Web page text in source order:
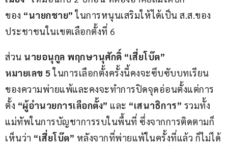
ของ “นายกชาย” ในการหนุนเสริมให้ได้เป็น ส.ส.ของ
ประชาชนในเขตเลือกตั้งที่ 6
ส่วน นายอนุกูล พฤกษานุศักดิ์ “เสี่ยโบ๊ต”
หมายเลข 5 ในการเลือกตั้งครั้งนี้คงจะซึบซับบทเรียน
ของความพ่ายแพ้และคงจะทำการปิดจุดอ่อนตั้งแต่การ
ตั้ง “ผู้อำนวยการเลือกตั้ง” และ “เสนาธิการ” รวมทั้ง
แม่ทัพในการบัญชาการรบในพื้นที่ ซึ่งจากการติดตามก็
เห็นว่า “เสี่ยโบ๊ต” หลังจากที่พ่ายแพ้ในครั้งที่แล้ว ก็ไม่ได้